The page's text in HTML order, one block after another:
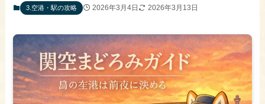
​3.空港・駅の攻略 2026年3月4日 2026年3月13日